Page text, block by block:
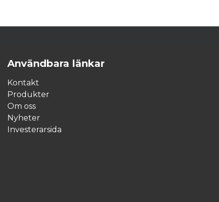
Användbara länkar
Kontakt
Produkter
Om oss
Nyheter
Investerarsida